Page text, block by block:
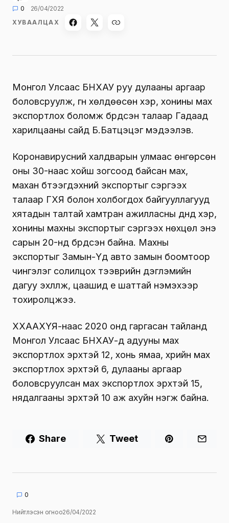
0
26/04/2022
ХУВААЛЦАХ
Монгол Улсаас БНХАУ руу дулааны аргаар
боловсруулж, гүн хөлдөөсөн үхэр, хонины мах
экспортлох боломж бүрдсэн талаар Гадаад
харилцааны сайд Б.Батцэцэг мэдээлэв.
Коронавирусний халдварын улмаас өнгөрсөн
оны 30-наас хойш зогсоод байсан мах,
махан бүтээгдэхүүний экспортыг сэргээх
талаар ГХЯ болон холбогдох байгууллагууд
хятадын талтай хамтран ажилласны дүнд үхэр,
хонины махны экспортыг сэргээх нөхцөл энэ
сарын 20-нд бүрдсэн байна. Махны
экспортыг Замын-Үүд авто замын боомтоор
чингэлэг солилцох тээврийн дэглэмийн
дагуу эхлүүлж, цаашид үе шаттай нэмэхээр
тохиролцжээ.
ХХААХҮЯ-наас 2020 онд гаргасан тайланд
Монгол Улсаас БНХАУ-д адууны мах
экспортлох эрхтэй 12, хонь ямаа, үхрийн мах
экспортлох эрхтэй 6, дулааны аргаар
боловсруулсан мах экспортлох эрхтэй 15,
нядалгааны эрхтэй 10 аж ахуйн нэгж байна.
Share Tweet
0
Нийтлэсэн огноо26/04/2022